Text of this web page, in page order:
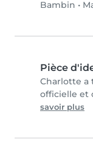
Bambin •
Pièce
Charlotte a
officielle et
savoir plus